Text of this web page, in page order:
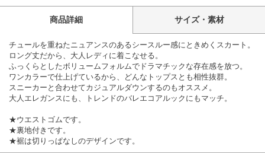
商品詳細 サイズ・素材
チュールを重ねたニュアンスのあるシースルー感にときめくスカート。
ロング丈だから、大人レディに着こなせる。
ふっくらとしたボリュームフォルムでドラマチックな存在感を放つ。
ワンカラーで仕上げているから、どんなトップスとも相性抜群。
スニーカーと合わせてカジュアルダウンするのもオススメ。
大人エレガンスにも、トレンドのバレエコアルックにもマッチ。
★ウエストゴムです。
★裏地付きです。
★裾は切りっぱなしのデザインです。